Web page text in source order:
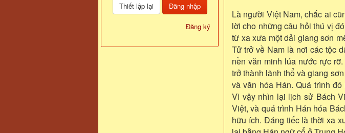
Là người Việt Nam, chắc ai
lời cho những câu hỏi thú vị
từ xa xưa một dải giang sơn
Tử trở về Nam là nơi các tộc
nền văn minh lúa nước rực
trở thành lãnh thổ và giang
và văn hóa Hán. Quá trình
Vì vậy nhìn lại lịch sử Bách
Việt, và quá trình Hán hóa
hữu ích. Đáng tiếc là thời xa
Đăng nhập
Đăng ký